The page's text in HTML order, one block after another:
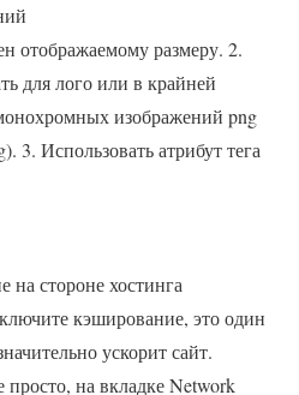
отображаемому размеру. 2.
для лого или в крайней
изображений png
3. Использовать атрибут тега
стороне хостинга
кэширование, это один
ускорит сайт.
на вкладке Network